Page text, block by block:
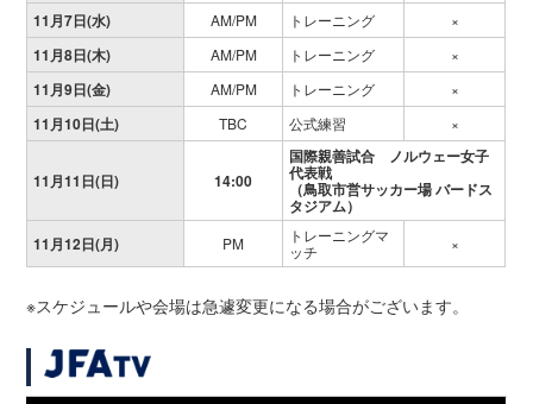
11月7日(水) AM/PM トレーニング ×
11月8日(木) AM/PM トレーニング ×
11月9日(金) AM/PM トレーニング ×
11月10日(土) TBC 公式練習 ×
11月11日(日) 14:00
国際親善試合 ノルウェー女子
代表戦
（鳥取市営サッカー場 バードス
タジアム）
11月12日(月)
PM
トレーニングマ
ッチ
×
※スケジュールや会場は急遽変更になる場合がございます。